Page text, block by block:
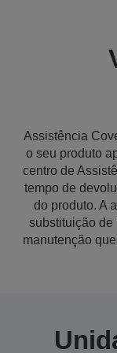
Assistência
o seu produto
centro de
tempo de
do produto. A
substituição de
manutenção